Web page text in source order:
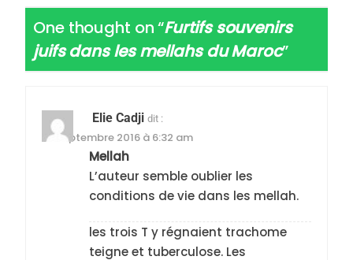
One thought on “Furtifs souvenirs
juifs dans les mellahs du Maroc”
Elie Cadji dit :
22 septembre 2016 à 6:32 am
Mellah
L’auteur semble oublier les
conditions de vie dans les mellah.
les trois T y régnaient trachome
teigne et tuberculose. Les